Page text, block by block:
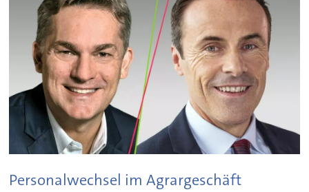
Personalwechsel im Agrargeschäft